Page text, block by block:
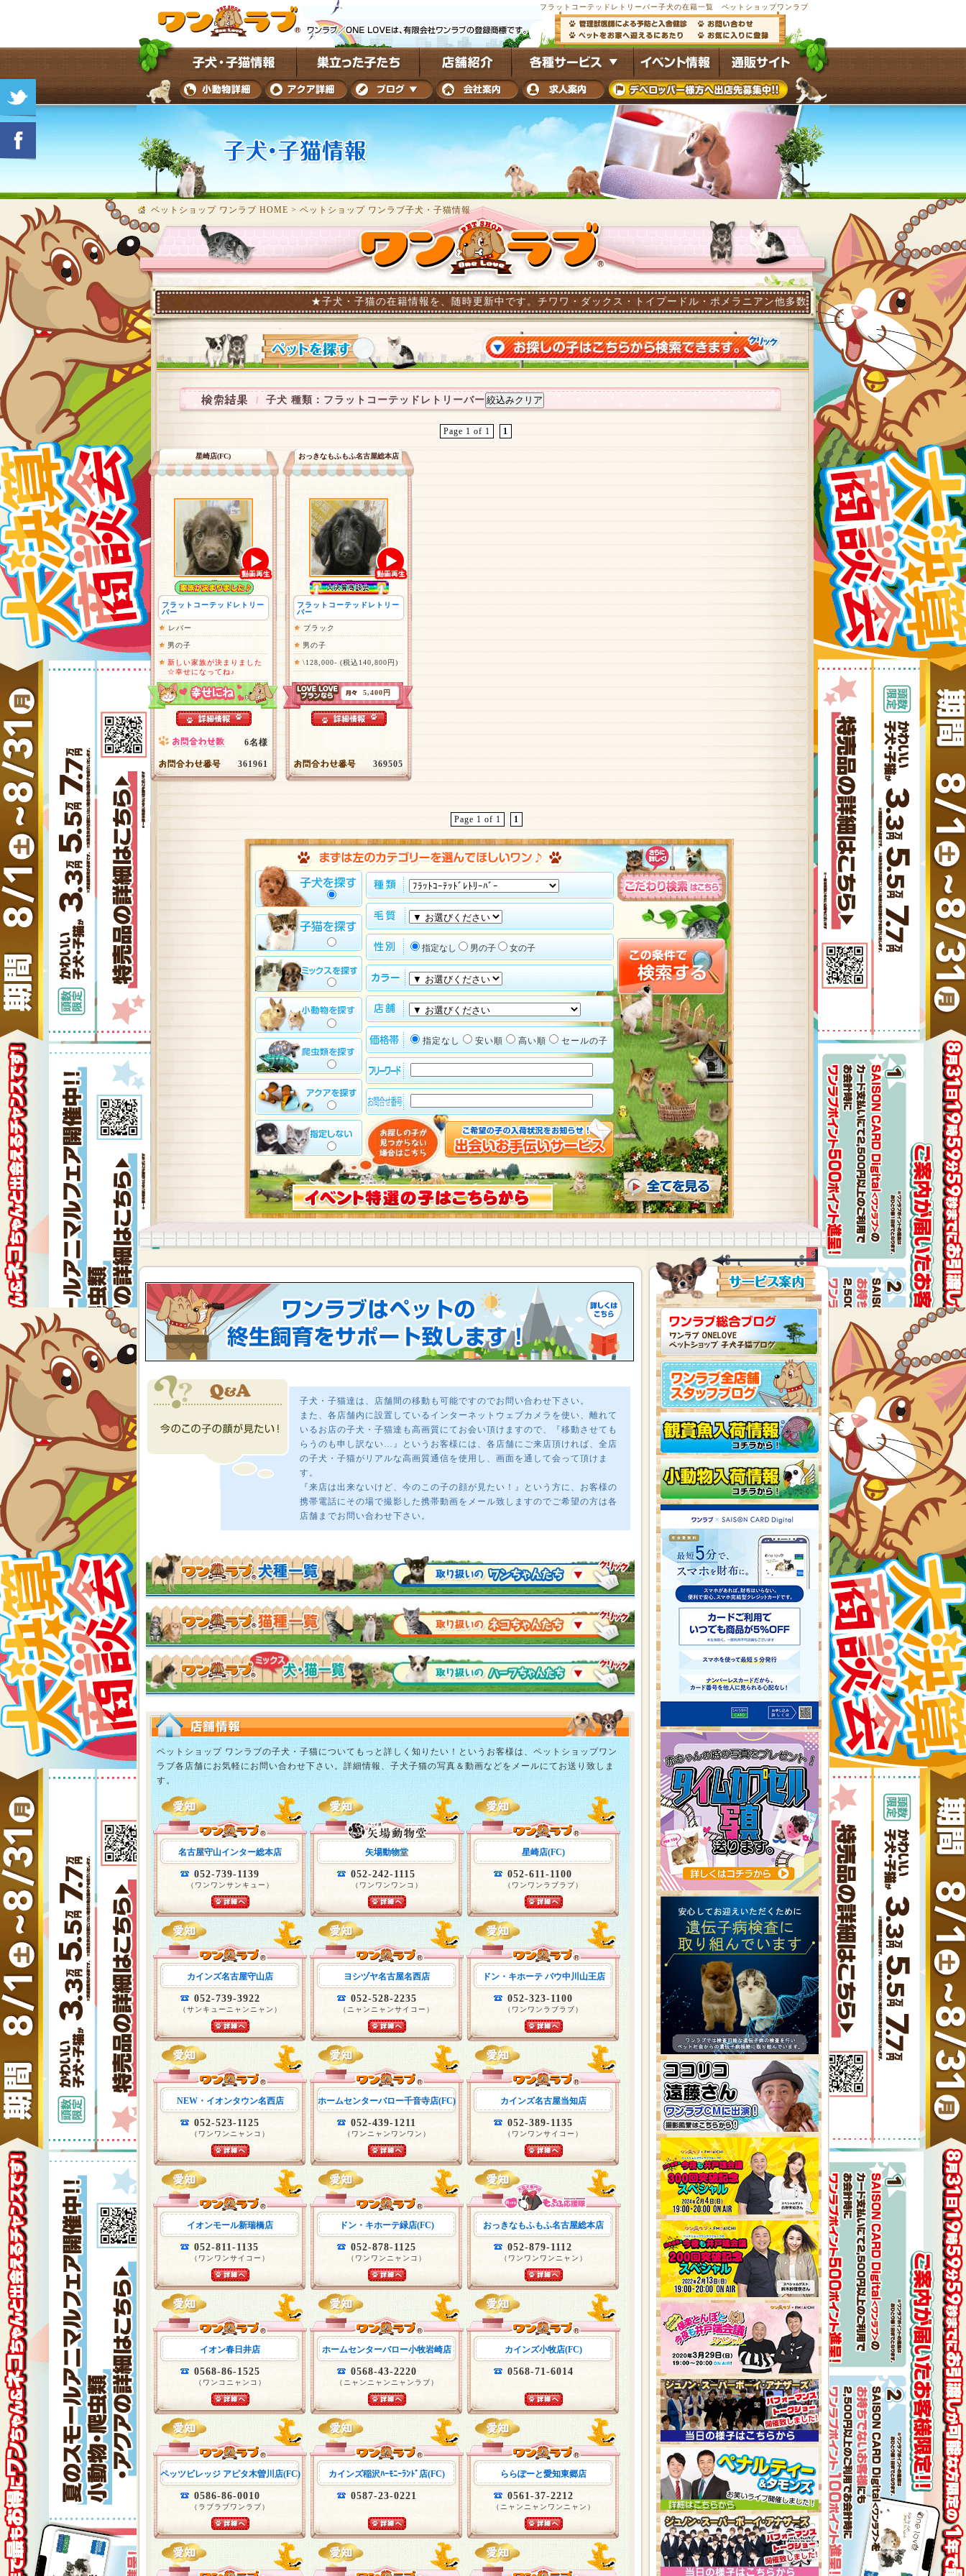
フラットコーテッドレトリーバー子犬の在籍一覧 ペットショップワンラブ
ペットショップ ワンラブ HOME > ペットショップ ワンラブ子犬・子猫情報
★子犬・子猫の在籍情報を、随時更新中です。チワワ・ダックス・トイプードル・ポメラニアン他多数の子犬子猫が常時4,500頭以上在籍するペ
子犬 種類：フラットコーテッドレトリーバー
Page 1 of 1 1
星崎店(FC)
フラットコーテッドレトリー
バー
レバー
男の子
新しい家族が決まりました
☆幸せになってね♪
6名様
361961
おっきなもふもふ名古屋総本店
フラットコーテッドレトリー
バー
ブラック
男の子
\128,000- (税込140,800円)
5,400円
369505
Page 1 of 1 1
指定なし 男の子 女の子
指定なし 安い順 高い順 セールの子
子犬・子猫達は、店舗間の移動も可能ですのでお問い合わせ下さい。
また、各店舗内に設置しているインターネットウェブカメラを使い、離れて
いるお店の子犬・子猫達も高画質にてお会い頂けますので、『移動させても
らうのも申し訳ない…』というお客様には、各店舗にご来店頂ければ、全店
の子犬・子猫がリアルな高画質通信を使用し、画面を通して会って頂けま
す。
『来店は出来ないけど、今のこの子の顔が見たい！』という方に、お客様の
携帯電話にその場で撮影した携帯動画をメール致しますのでご希望の方は各
店舗までお問い合わせ下さい。
ペットショップ ワンラブの子犬・子猫についてもっと詳しく知りたい！というお客様は、ペットショップワン
ラブ各店舗にお気軽にお問い合わせ下さい。詳細情報、子犬子猫の写真＆動画などをメールにてお送り致しま
す。
名古屋守山インター総本店
052-739-1139
（ワンワンサンキュー）
矢場動物堂
052-242-1115
（ワンワンワンコ）
星崎店(FC)
052-611-1100
（ワンワンラブラブ）
カインズ名古屋守山店
052-739-3922
（サンキューニャンニャン）
ヨシヅヤ名古屋名西店
052-528-2235
（ニャンニャンサイコー）
ドン・キホーテ パウ中川山王店
052-323-1100
（ワンワンラブラブ）
NEW・イオンタウン名西店
052-523-1125
（ワンワンニャンコ）
ホームセンターバロー千音寺店(FC)
052-439-1211
（ワンニャンワンワン）
カインズ名古屋当知店
052-389-1135
（ワンワンサイコー）
イオンモール新瑞橋店
052-811-1135
（ワンワンサイコー）
ドン・キホーテ緑店(FC)
052-878-1125
（ワンワンニャンコ）
おっきなもふもふ名古屋総本店
052-879-1112
（ワンワンワンニャン）
イオン春日井店
0568-86-1525
（ワンコニャンコ）
ホームセンターバロー小牧岩崎店
0568-43-2220
（ニャンニャンニャンラブ）
カインズ小牧店(FC)
0568-71-6014
ペッツビレッジ アピタ木曽川店(FC)
0586-86-0010
（ラブラブワンラブ）
カインズ稲沢ﾊｰﾓﾆｰﾗﾝﾄﾞ店(FC)
0587-23-0221
ららぽーと愛知東郷店
0561-37-2212
（ニャンニャンワンニャン）